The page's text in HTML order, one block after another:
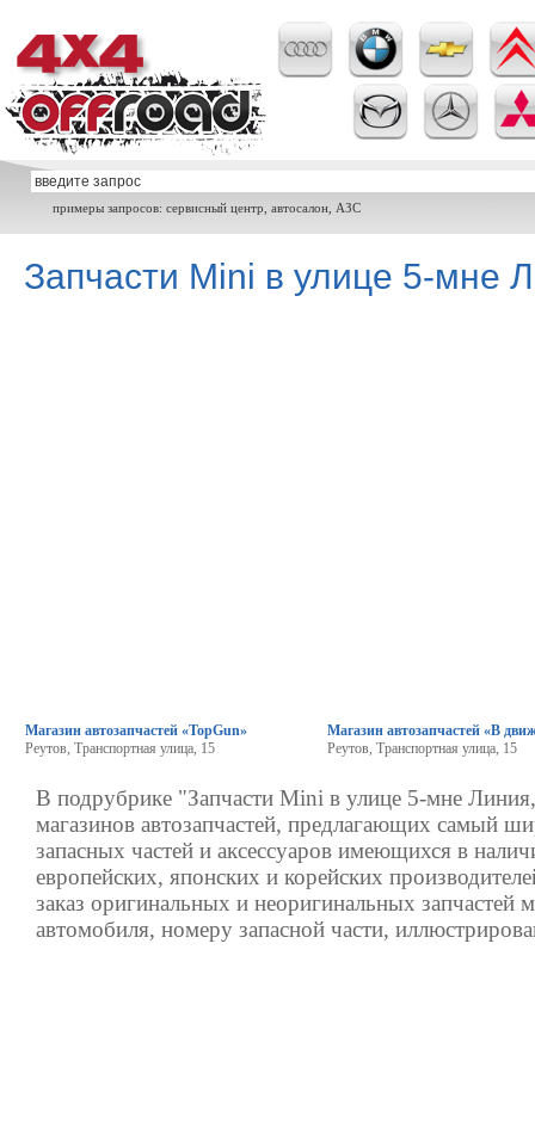
примеры запросов: сервисный центр, автосалон, АЗС
Запчасти Mini в улице 5-мне
Магазин автозапчастей «TopGun»
Реутов, Транспортная улица, 15
Магазин автозапчастей «В
Реутов, Транспортная улица, 15
В подрубрике "Запчасти Mini в улице 5-мне
магазинов автозапчастей, предлагающих самый
запасных частей и аксессуаров имеющихся в
европейских, японских и корейских
заказ оригинальных и неоригинальных
автомобиля, номеру запасной части,